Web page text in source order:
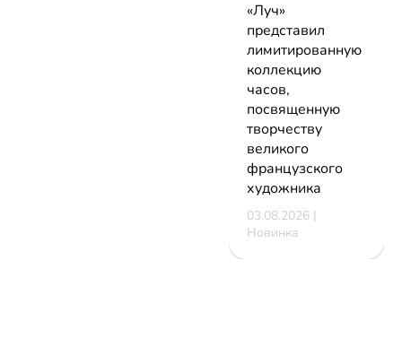
«Луч»
представил
лимитированную
коллекцию
часов,
посвященную
творчеству
великого
французского
художника
03.08.2026 |
Новинка